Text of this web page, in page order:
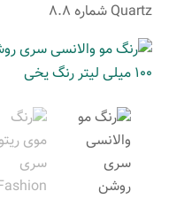
Quartz شماره 8.8